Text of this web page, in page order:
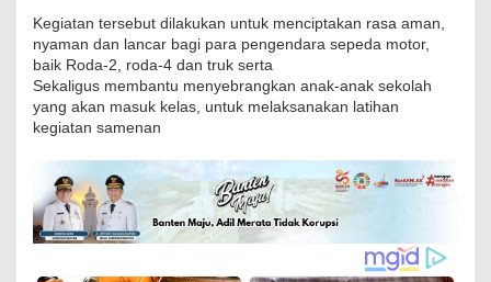
n
a
n
o
l
r
Kegiatan tersebut dilakukan untuk menciptakan rasa aman,
nyaman dan lancar bagi para pengendara sepeda motor,
baik Roda-2, roda-4 dan truk serta
Sekaligus membantu menyebrangkan anak-anak sekolah
yang akan masuk kelas, untuk melaksanakan latihan
kegiatan samenan